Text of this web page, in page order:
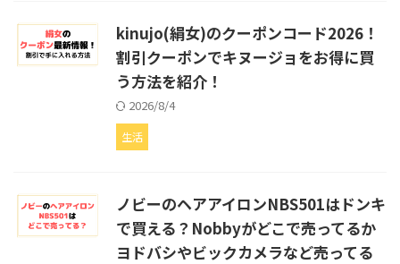
kinujo(絹女)のクーポンコード2026！
割引クーポンでキヌージョをお得に買
う方法を紹介！
2026/8/4
生活
ノビーのヘアアイロンNBS501はドンキ
で買える？Nobbyがどこで売ってるか
ヨドバシやビックカメラなど売ってる